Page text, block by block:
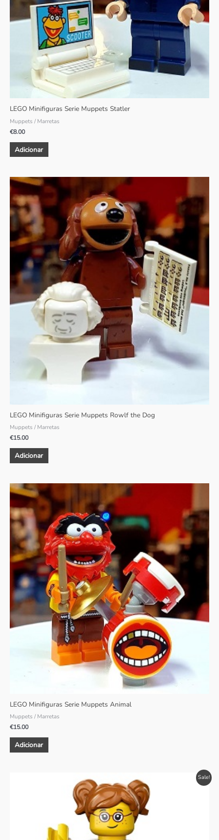
LEGO Minifiguras Serie Muppets Statler
Muppets / Marretas
€8.00
Adicionar
LEGO Minifiguras Serie Muppets Rowlf the Dog
Muppets / Marretas
€15.00
Adicionar
LEGO Minifiguras Serie Muppets Animal
Muppets / Marretas
€15.00
Adicionar
Sale!